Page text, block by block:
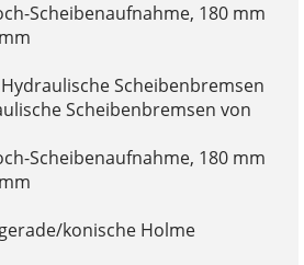
Scheibenaufnahme, 180 mm
Scheibenbremsen
Scheibenbremsen von
Scheibenaufnahme, 180 mm
konische Holme